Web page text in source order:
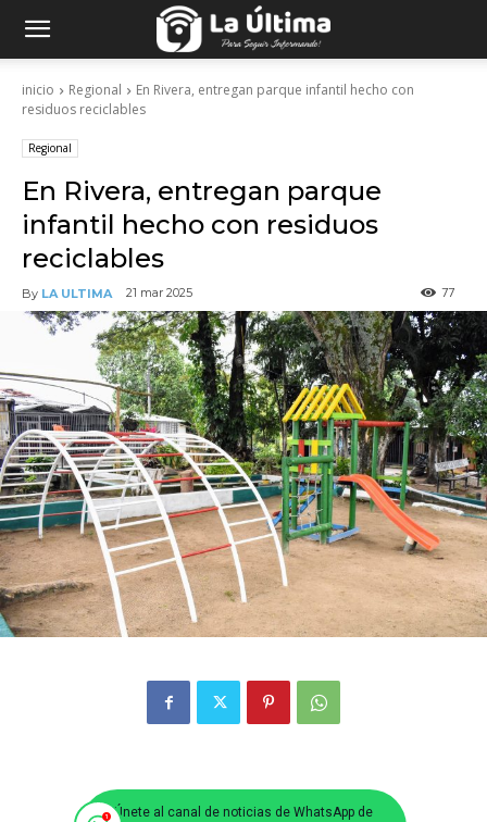
inicio Regional
En Rivera, entregan parque infantil hecho con
residuos reciclables
Regional
En Rivera, entregan parque
infantil hecho con residuos
reciclables
By LA ULTIMA 21 mar 2025 77
Únete al canal de noticias de WhatsApp de